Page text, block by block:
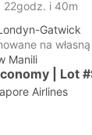
22godz. i 40m
Gatwick
na
Manili
| Lot
Airlines